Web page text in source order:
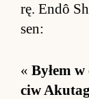
rę. Endô
sen:
« By­łem
ciw